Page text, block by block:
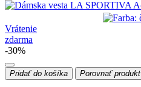
Vrátenie
zdarma
-30%
Pridať do košíka Porovnať produkt